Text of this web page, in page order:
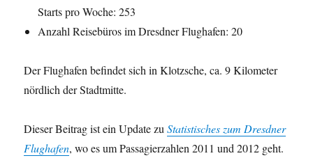
Starts pro Woche: 253
Anzahl Reisebüros im Dresdner Flughafen: 20
Der Flughafen befindet sich in Klotzsche, ca. 9 Kilometer
nördlich der Stadtmitte.
Dieser Beitrag ist ein Update zuStatistisches zum Dresdner
Flughafen, wo es um Passagierzahlen 2011 und 2012 geht.